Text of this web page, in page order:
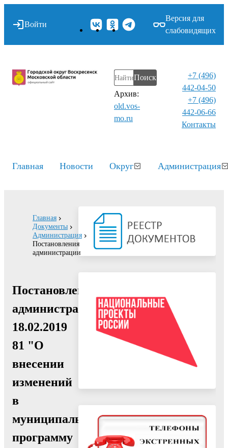
Войти
Версия для
слабовидящих
Поиск
Архив:
old.vos-
mo.ru
+7 (496)
442-04-50
+7 (496)
442-06-66
Контакты⁠
Главная Новости Округ Администрация
Главная
Документы
Администрация
Постановления
администрации
Постановление
администрации
18.02.2019
81 "О
внесении
изменений
в
муниципальную
программу